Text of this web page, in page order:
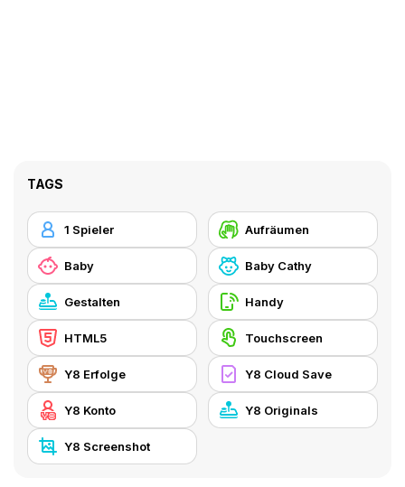
TAGS
1 Spieler Aufräumen
Baby Baby Cathy
Gestalten Handy
HTML5 Touchscreen
Y8 Erfolge Y8 Cloud Save
Y8 Konto Y8 Originals
Y8 Screenshot